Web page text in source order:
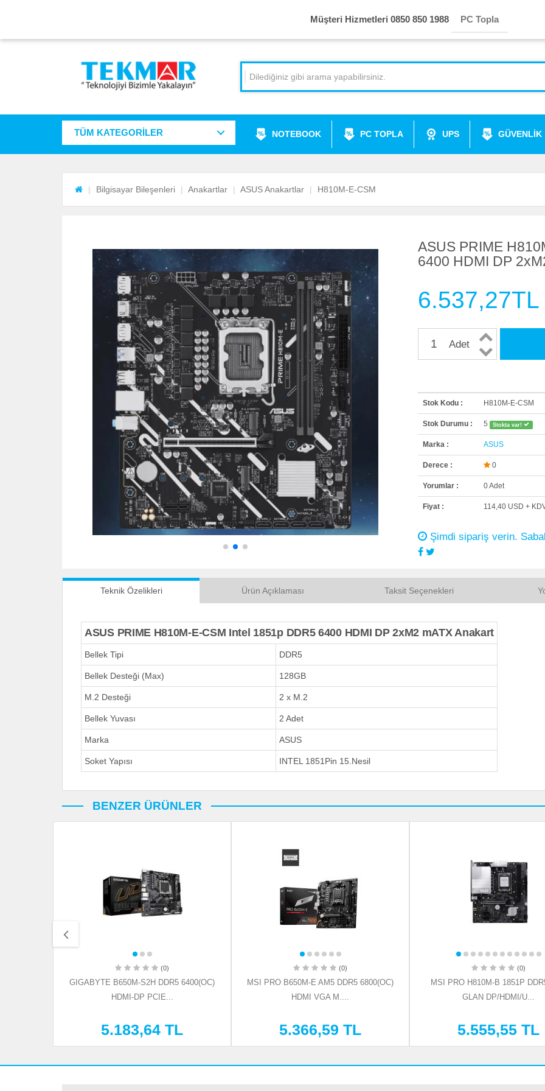
Müşteri Hizmetleri 0850 850 1988 PC Topla
TÜM KATEGORİLER NOTEBOOK PC TOPLA UPS GÜVENLİK
Bilgisayar Bileşenleri Anakartlar ASUS Anakartlar H810M-E-CSM
ASUS PRIME
6400 HDMI DP
6.537,27TL
Adet
Stok Kodu : H810M-E-CSM
Stok Durumu : 5 Stokta var!
Marka : ASUS
Derece : 0
Yorumlar : 0 Adet
Fiyat : 114,40 USD +
Şimdi sipariş verin.
Teknik Özelikleri Ürün Açıklaması Taksit Seçenekleri
ASUS PRIME H810M-E-CSM Intel 1851p DDR5 6400 HDMI DP 2xM2 mATX Anakart
Bellek Tipi DDR5
Bellek Desteği (Max) 128GB
M.2 Desteği 2 x M.2
Bellek Yuvası 2 Adet
Marka ASUS
Soket Yapısı INTEL 1851Pin 15.Nesil
BENZER ÜRÜNLER
(0)
GIGABYTE B650M-S2H DDR5 6400(OC)
HDMI-DP PCIE...
5.183,64 TL
(0)
MSI PRO B650M-E AM5 DDR5 6800(OC)
HDMI VGA M....
5.366,59 TL
(0)
MSI PRO H810M-B 1851P
GLAN DP/HDMI/U...
5.555,55 TL